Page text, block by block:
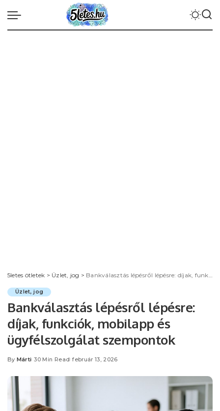
5letes ötletek > Üzlet, jog > Bankválasztás lépésről lépésre: díjak, funkciók, mobilapp és ügyfélszolgálat szempontok
Üzlet, jog
Bankválasztás lépésről lépésre:
díjak, funkciók, mobilapp és
ügyfélszolgálat szempontok
Posted
By Márti 30 Min Read február 13, 2026